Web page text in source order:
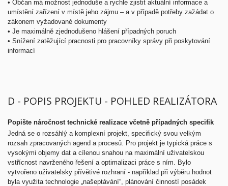
• Občan má možnost jednoduše a rychle zjistit aktuální informace a
umístění zařízení v místě jeho zájmu – a v případě potřeby zažádat o
zákonem vyžadované dokumenty
• Je maximálně zjednodušeno hlášení případných poruch
• Snížení zatěžující pracnosti pro pracovníky správy při poskytování
informací
D - POPIS PROJEKTU - POHLED REALIZÁTORA
Popište náročnost technické realizace včetně případných specifik
Jedná se o rozsáhlý a komplexní projekt, specifický svou velkým
rozsah zpracovaných agend a procesů. Pro projekt je typická práce s
vysokými objemy dat a cílenou snahou na maximální uživatelskou
vstřícnost navrženého řešení a optimalizaci práce s ním. Bylo
vytvořeno uživatelsky přívětivé rozhraní - například při výběru hodnot
byla využita technologie „našeptávání“, plánování činností posádek